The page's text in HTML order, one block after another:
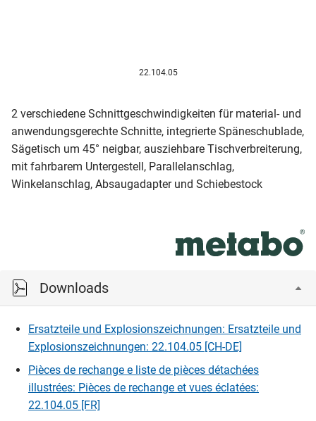
22.104.05
2 verschiedene Schnittgeschwindigkeiten für material- und
anwendungsgerechte Schnitte, integrierte Späneschublade,
Sägetisch um 45° neigbar, ausziehbare Tischverbreiterung,
mit fahrbarem Untergestell, Parallelanschlag,
Winkelanschlag, Absaugadapter und Schiebestock
Downloads
Ersatzteile und Explosionszeichnungen: Ersatzteile und
Explosionszeichnungen: 22.104.05 [CH-DE]
Pièces de rechange e liste de pièces détachées
illustrées: Pièces de rechange et vues éclatées:
22.104.05 [FR]